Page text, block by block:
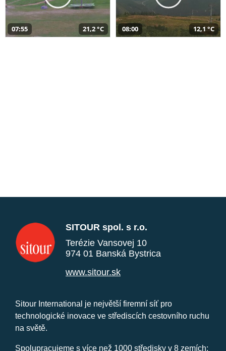
07:55 21,2 °C 08:00 12,1 °C
SITOUR spol. s r.o.
Terézie Vansovej 10
974 01 Banská Bystrica
www.sitour.sk
Sitour International je největší firemní síť pro
technologické inovace ve střediscích cestovního ruchu
na světě.
Spolupracujeme s více než 1000 středisky v 8 zemích: